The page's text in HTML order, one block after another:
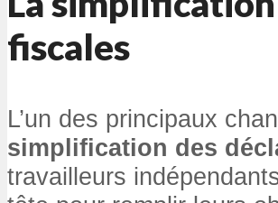
fiscales
L’un des principaux
simplification des
travailleurs